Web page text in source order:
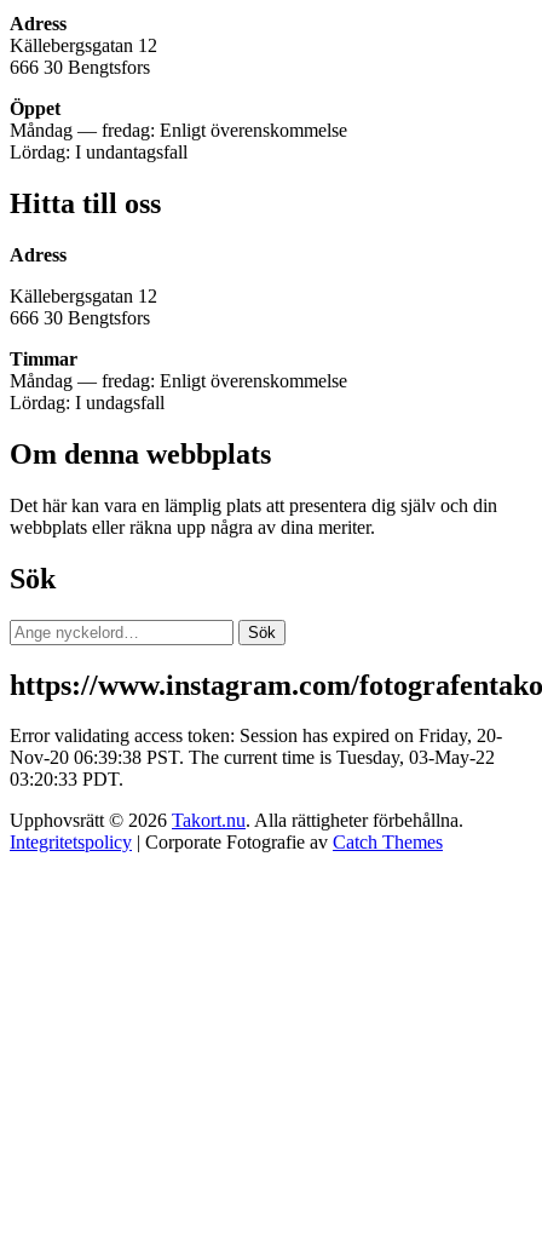
Adress
Källebergsgatan 12
666 30 Bengtsfors
Öppet
Måndag — fredag: Enligt överenskommelse
Lördag: I undantagsfall
Hitta till oss
Adress
Källebergsgatan 12
666 30 Bengtsfors
Timmar
Måndag — fredag: Enligt överenskommelse
Lördag: I undagsfall
Om denna webbplats
Det här kan vara en lämplig plats att presentera dig själv och din
webbplats eller räkna upp några av dina meriter.
Sök
Sök
efter:
Sök
https://www.instagram.com/
Error validating access token: Session has expired on Friday, 20-
Nov-20 06:39:38 PST. The current time is Tuesday, 03-May-22
03:20:33 PDT.
Upphovsrätt © 2026 Takort.nu. Alla rättigheter förbehållna.
Integritetspolicy | Corporate Fotografie av Catch Themes